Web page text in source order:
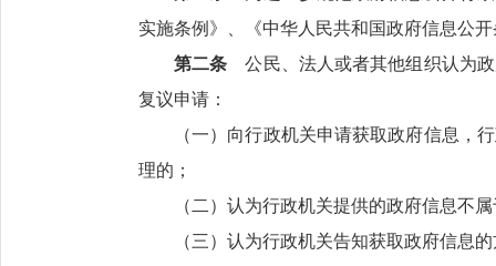
实施条例》、《中华人民共和国政府信息公
第二条 公民、法人或者其他组织认为
复议申请：
（一）向行政机关申请获取政府信息，
理的；
（二）认为行政机关提供的政府信息不
（三）认为行政机关告知获取政府信息